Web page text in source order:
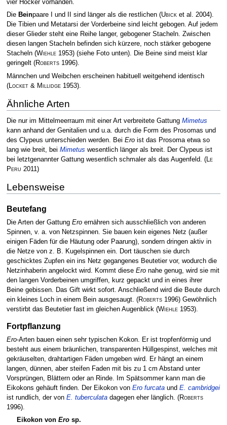
vier Höcker vorhanden.
Die Beinpaare I und II sind länger als die restlichen (Ubicket al. 2004).
Die Tibien und Metatarsi der Vorderbeine sind leicht gebogen. Auf jedem
dieser Glieder steht eine Reihe langer, gebogener Stacheln. Zwischen
diesen langen Stacheln befinden sich kürzere, noch stärker gebogene
Stacheln (Wiehle1953)(siehe Foto unten). Die Beine sind meist klar
geringelt (Roberts1996).
Männchen und Weibchen erscheinen habituell weitgehend identisch
(Locket & Millidge1953).
Ähnliche Arten
Die nur im Mittelmeerraum mit einer Art verbreitete Gattung Mimetus
kann anhand der Genitalien und u.a. durch die Form des Prosomas und
des Clypeus unterschieden werden. Bei Eroist das Prosoma etwa so
lang wie breit, bei Mimetus wesentlich länger als breit. Der Clypeus ist
bei letztgenannter Gattung wesentlich schmaler als das Augenfeld. (Le
Peru 2011)
Lebensweise
Beutefang
Die Arten der Gattung Eroernähren sich ausschließlich von anderen
Spinnen, v. a. von Netzspinnen. Sie bauen kein eigenes Netz (außer
einigen Fäden für die Häutung oder Paarung), sondern dringen aktiv in
die Netze von z. B. Kugelspinnen ein. Dort täuschen sie durch
geschicktes Zupfen ein ins Netz gegangenes Beutetier vor, wodurch die
Netzinhaberin angelockt wird. Kommt diese Eronahe genug, wird sie mit
den langen Vorderbeinen umgriffen, kurz gepackt und in eines ihrer
Beine gebissen. Das Gift wirkt sofort. Anschließend wird die Beute durch
ein kleines Loch in einem Bein ausgesaugt. (Roberts1996)Gewöhnlich
verstirbt das Beutetier fast im gleichen Augenblick (Wiehle1953).
Fortpflanzung
Ero-Arten bauen einen sehr typischen Kokon. Er ist tropfenförmig und
besteht aus einem bräunlichen, transparenten Hüllgespinst, welches mit
gekräuselten, drahtartigen Fäden umgeben wird. Er hängt an einem
langen, dünnen, aber steifen Faden mit bis zu 1 cm Abstand unter
Vorsprüngen, Blättern oder an Rinde. Im Spätsommer kann man die
Eikokons gehäuft finden. Der Eikokon von Ero furcataund E. cambridgei
ist rundlich, der von E. tuberculatadagegen eher länglich. (Roberts
1996).
Eikokon von Ero sp.